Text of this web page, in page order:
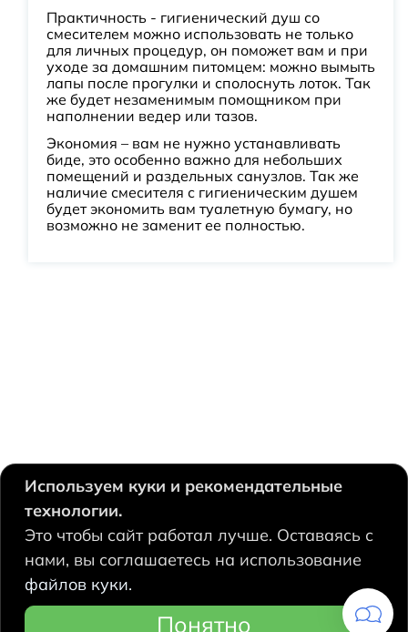
Практичность - гигиенический душ со
смесителем можно использовать не только
для личных процедур, он поможет вам и при
уходе за домашним питомцем: можно вымыть
лапы после прогулки и сполоснуть лоток. Так
же будет незаменимым помощником при
наполнении ведер или тазов.
Экономия – вам не нужно устанавливать
биде, это особенно важно для небольших
помещений и раздельных санузлов. Так же
наличие смесителя с гигиеническим душем
будет экономить вам туалетную бумагу, но
возможно не заменит ее полностью.
630124, Новосибирск,
Есенина, 67
hidrolux@mail.ru
Используем куки и рекомендательные
технологии.
Это чтобы сайт работал лучше. Оставаясь с
нами, вы соглашаетесь на использование
файлов куки.
Понятно